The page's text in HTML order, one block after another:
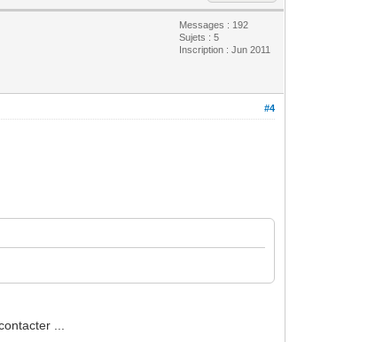
Messages : 192
Sujets : 5
Inscription : Jun 2011
#4
...